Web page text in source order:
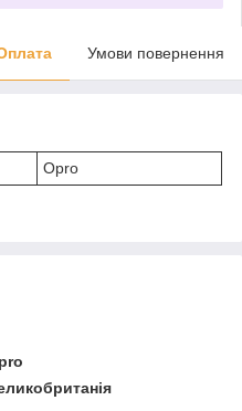
Умови повернення
Opro